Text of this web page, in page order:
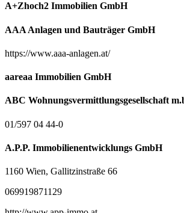
A+Zhoch2 Immobilien GmbH
AAA Anlagen und Bauträger GmbH
https://www.aaa-anlagen.at/
aareaa Immobilien GmbH
ABC Wohnungsvermittlungsgesellschaft
01/597 04 44-0
A.P.P. Immobilienentwicklungs GmbH
1160 Wien, Gallitzinstraße 66
069919871129